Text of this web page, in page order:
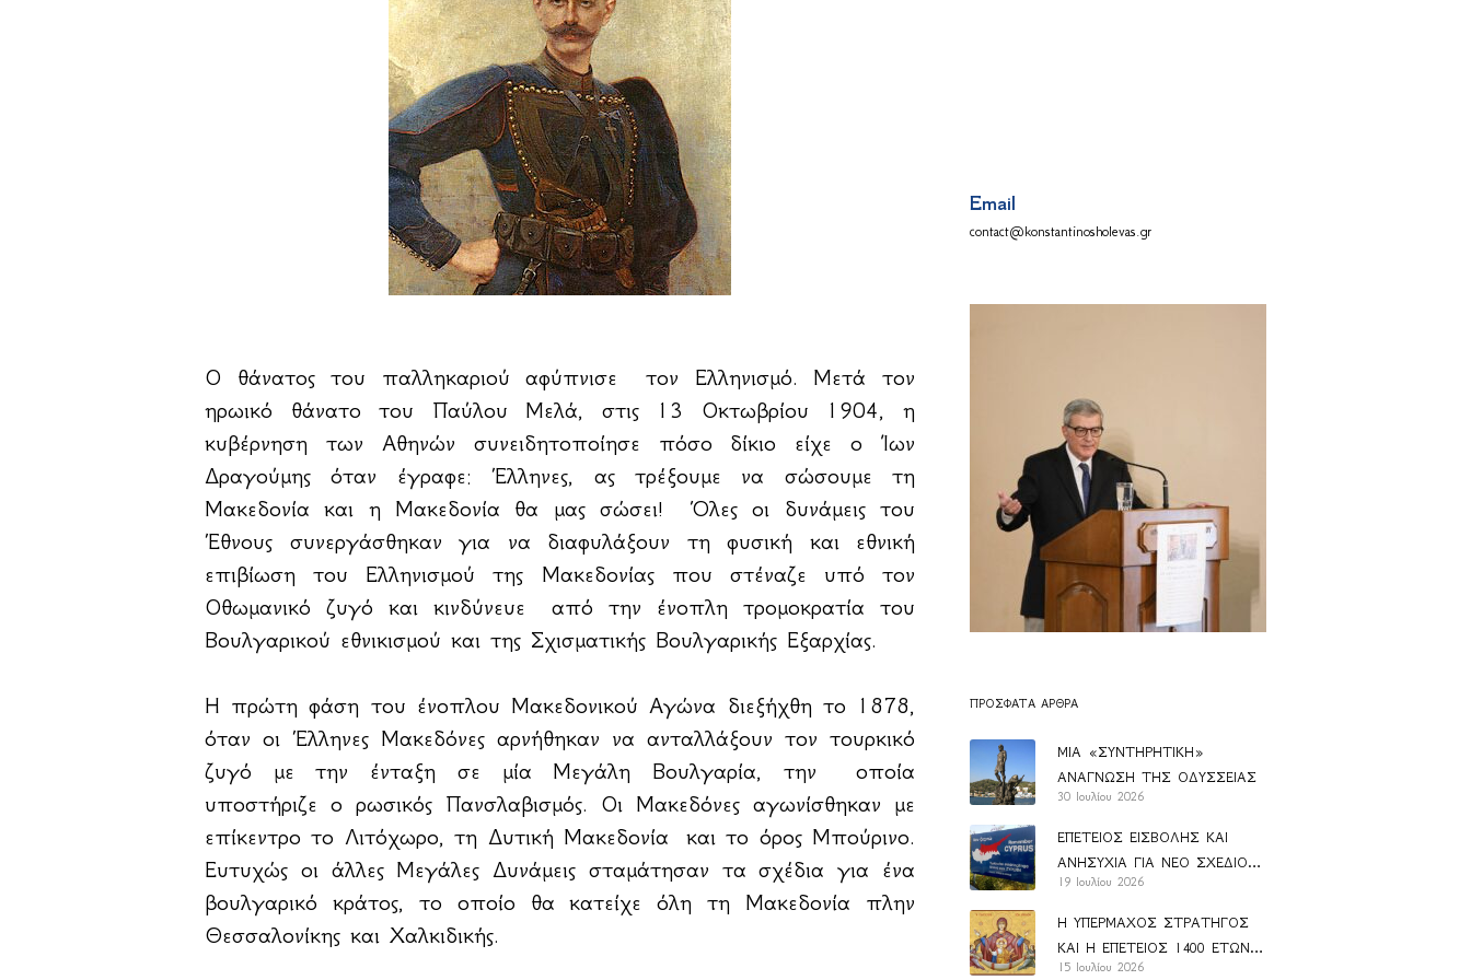
Ο θάνατος του παλληκαριού αφύπνισε τον Ελληνισμό. Μετά τον
ηρωικό θάνατο του Παύλου Μελά, στις 13 Οκτωβρίου 1904, η
κυβέρνηση των Αθηνών συνειδητοποίησε πόσο δίκιο είχε ο Ίων
Δραγούμης όταν έγραφε: Έλληνες, ας τρέξουμε να σώσουμε τη
Μακεδονία και η Μακεδονία θα μας σώσει! Όλες οι δυνάμεις του
Έθνους συνεργάσθηκαν για να διαφυλάξουν τη φυσική και εθνική
επιβίωση του Ελληνισμού της Μακεδονίας που στέναζε υπό τον
Οθωμανικό ζυγό και κινδύνευε από την ένοπλη τρομοκρατία του
Βουλγαρικού εθνικισμού και της Σχισματικής Βουλγαρικής Εξαρχίας.
Η πρώτη φάση του ένοπλου Μακεδονικού Αγώνα διεξήχθη το 1878,
όταν οι Έλληνες Μακεδόνες αρνήθηκαν να ανταλλάξουν τον τουρκικό
ζυγό με την ένταξη σε μία Μεγάλη Βουλγαρία, την οποία
υποστήριζε ο ρωσικός Πανσλαβισμός. Οι Μακεδόνες αγωνίσθηκαν με
επίκεντρο το Λιτόχωρο, τη Δυτική Μακεδονία και το όρος Μπούρινο.
Ευτυχώς οι άλλες Μεγάλες Δυνάμεις σταμάτησαν τα σχέδια για ένα
βουλγαρικό κράτος, το οποίο θα κατείχε όλη τη Μακεδονία πλην
Θεσσαλονίκης και Χαλκιδικής.
Email
contact@konstantinosholevas.gr
ΠΡΌΣΦΑΤΑ ΆΡΘΡΑ
ΜΙΑ «ΣΥΝΤΗΡΗΤΙΚΗ»
ΑΝΑΓΝΩΣΗ ΤΗΣ ΟΔΥΣΣΕΙΑΣ
30 Ιουλίου 2026
ΕΠΕΤΕΙΟΣ ΕΙΣΒΟΛΗΣ ΚΑΙ
ΑΝΗΣΥΧΙΑ ΓΙΑ ΝΕΟ ΣΧΕΔΙΟ
ΑΝΑΝ
19 Ιουλίου 2026
Η ΥΠΕΡΜΑΧΟΣ ΣΤΡΑΤΗΓΟΣ
ΚΑΙ Η ΕΠΕΤΕΙΟΣ 1400 ΕΤΩΝ
ΑΠΟ ΤΗΝ ΚΑΘΙΕΡΩΣΗ ΤΟΥ
15 Ιουλίου 2026